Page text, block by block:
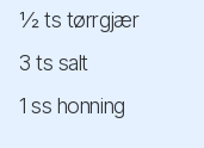
½ ts tørrgjær
3 ts salt
1 ss honning